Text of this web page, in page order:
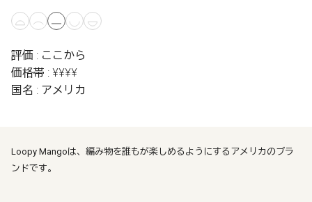
評価 : ここから
価格帯 : ¥¥¥¥
国名 : アメリカ
Loopy Mangoは、編み物を誰もが楽しめるようにするアメリカのブラ
ンドです。